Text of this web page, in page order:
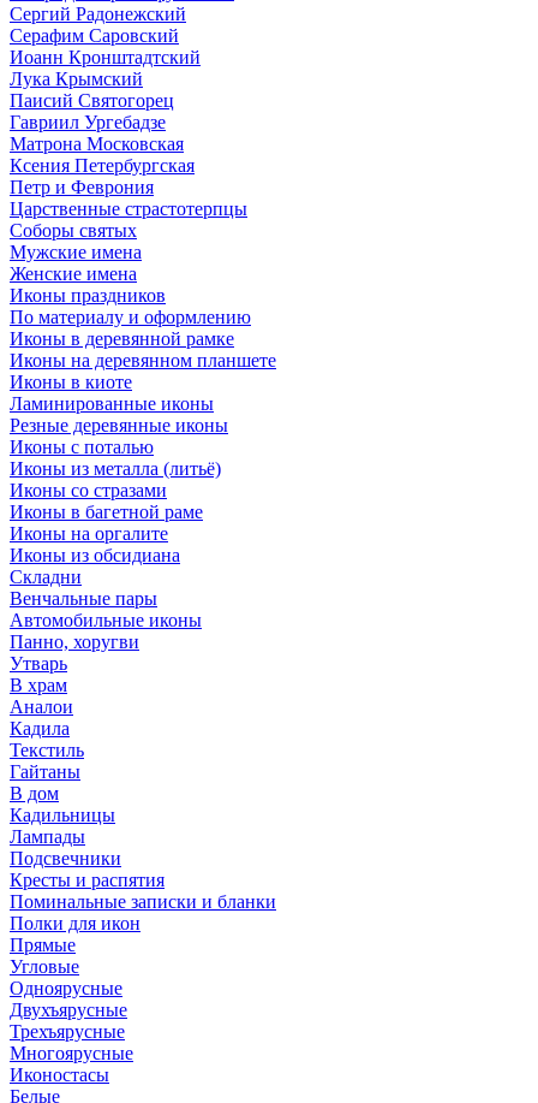
Сергий Радонежский
Серафим Саровский
Иоанн Кронштадтский
Лука Крымский
Паисий Святогорец
Гавриил Ургебадзе
Матрона Московская
Ксения Петербургская
Петр и Феврония
Царственные страстотерпцы
Соборы святых
Мужские имена
Женские имена
Иконы праздников
По материалу и оформлению
Иконы в деревянной рамке
Иконы на деревянном планшете
Иконы в киоте
Ламинированные иконы
Резные деревянные иконы
Иконы с поталью
Иконы из металла (литьё)
Иконы со стразами
Иконы в багетной раме
Иконы на оргалите
Иконы из обсидиана
Складни
Венчальные пары
Автомобильные иконы
Панно, хоругви
Утварь
В храм
Аналои
Кадила
Текстиль
Гайтаны
В дом
Кадильницы
Лампады
Подсвечники
Кресты и распятия
Поминальные записки и бланки
Полки для икон
Прямые
Угловые
Одноярусные
Двухъярусные
Трехъярусные
Многоярусные
Иконостасы
Белые